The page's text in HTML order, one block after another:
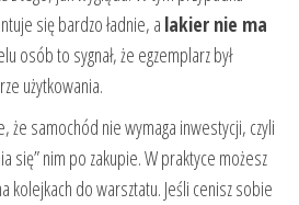
się bardzo ładnie, a lakier nie ma
osób to sygnał, że egzemplarz był
użytkowania.
że samochód nie wymaga inwestycji, czyli
się” nim po zakupie. W praktyce możesz
kolejkach do warsztatu. Jeśli cenisz sobie